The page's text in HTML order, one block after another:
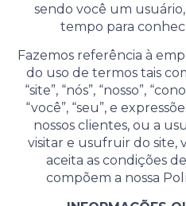
sendo você um
tempo para
Fazemos referência à
do uso de termos tais
“site”, “nós”, “nosso”,
“você”, “seu”, e
nossos clientes, ou a
visitar e usufruir do site,
aceita as condições
compõem a nossa